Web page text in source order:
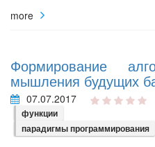
more
Формирование
мышления будущих
07.07.2017
функции
парадигмы программирования